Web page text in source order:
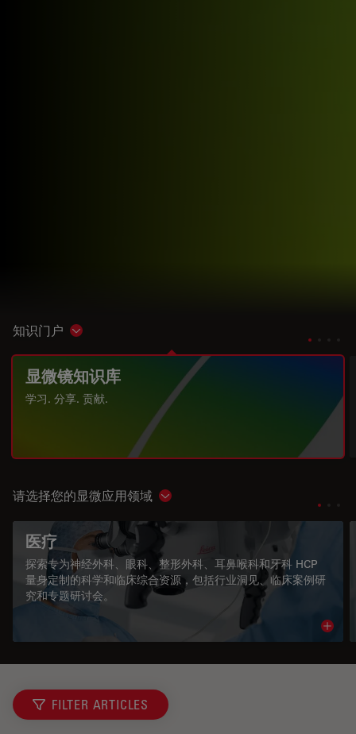
知识门户 Show subnavigation
显微镜知识库
学习. 分享. 贡献.
请选择您的显微应用领域 Show subnavigation
医疗
探索专为神经外科、眼科、整形外科、耳鼻喉科和牙科 HCP
量身定制的科学和临床综合资源，包括行业洞见、临床案例研
究和专题研讨会。
FILTER ARTICLES